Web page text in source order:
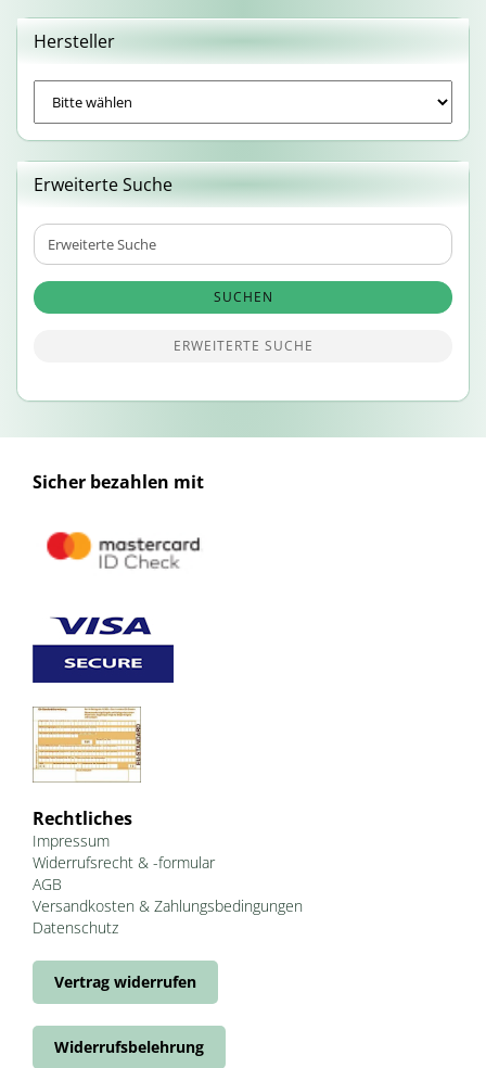
Hersteller
Erweiterte Suche
Erweiterte
Suche
SUCHEN
ERWEITERTE SUCHE
Sicher bezahlen mit
Rechtliches
Impressum
Widerrufsrecht & -formular
AGB
Versandkosten & Zahlungsbedingungen
Datenschutz
Vertrag widerrufen
Widerrufsbelehrung